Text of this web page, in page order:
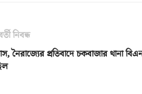
নিবন্ধ
নৈরাজ্যের প্রতিবাদে চকবাজার থানা